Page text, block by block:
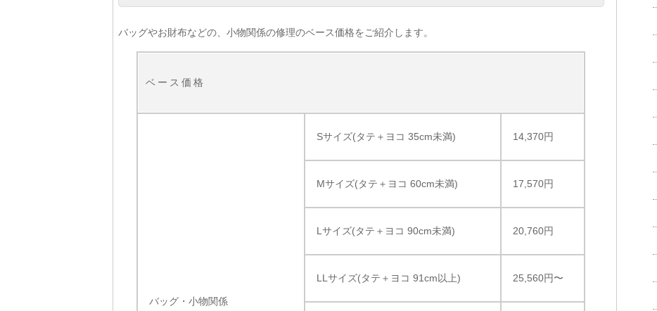
バッグやお財布などの、小物関係の修理のベース価格をご紹介します。
ベース価格
バッグ・小物関係
Sサイズ(タテ＋ヨコ 35cm未満) 14,370円
Mサイズ(タテ＋ヨコ 60cm未満) 17,570円
Lサイズ(タテ＋ヨコ 90cm未満) 20,760円
LLサイズ(タテ＋ヨコ 91cm以上) 25,560円〜